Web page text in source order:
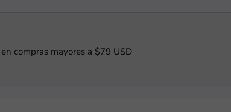
compras mayores a $79 USD